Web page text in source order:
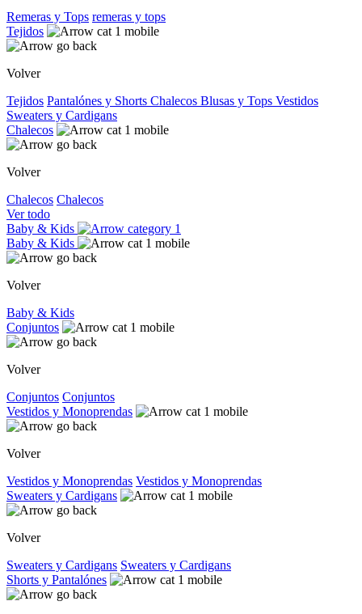
Remeras y Tops remeras y tops
Tejidos
Volver
Tejidos Pantalónes y Shorts Chalecos Blusas y Tops Vestidos
Sweaters y Cardigans
Chalecos
Volver
Chalecos Chalecos
Ver todo
Baby & Kids
Baby & Kids
Volver
Baby & Kids
Conjuntos
Volver
Conjuntos Conjuntos
Vestidos y Monoprendas
Volver
Vestidos y Monoprendas Vestidos y Monoprendas
Sweaters y Cardigans
Volver
Sweaters y Cardigans Sweaters y Cardigans
Shorts y Pantalónes